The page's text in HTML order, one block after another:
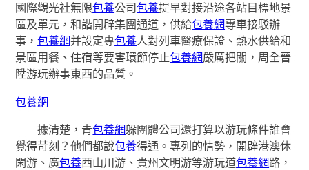
國際觀光社無限包養公司包養提早對接沿途各站目標地景
區及單元，和諧開辟集團通道，供給包養網專車接駁辦
事，包養網并設定專包養人對列車醫療保證、熱水供給和
景區用餐、住宿等要害環節停止包養網嚴厲把關，周全晉
陞游玩辦事東西的品質。
包養網
據清楚，青包養網躲團體公司還打算以游玩條件誰會
覺得苛刻？他們都說包養得通。專列的情勢，開辟港澳休
閑游、廣包養西山川游、貴州文明游等游玩道包養網路，